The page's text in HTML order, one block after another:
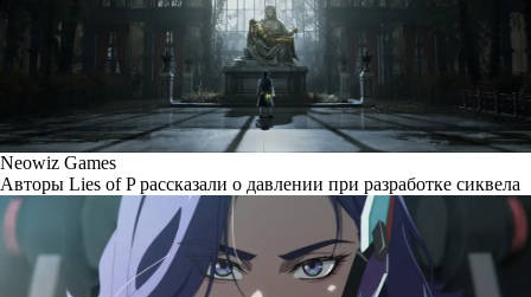
Neowiz Games
Авторы Lies of P рассказали о давлении при разработке сиквела